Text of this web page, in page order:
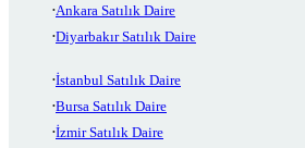
Ankara Satılık Daire
Diyarbakır Satılık Daire
İstanbul Satılık Daire
Bursa Satılık Daire
İzmir Satılık Daire